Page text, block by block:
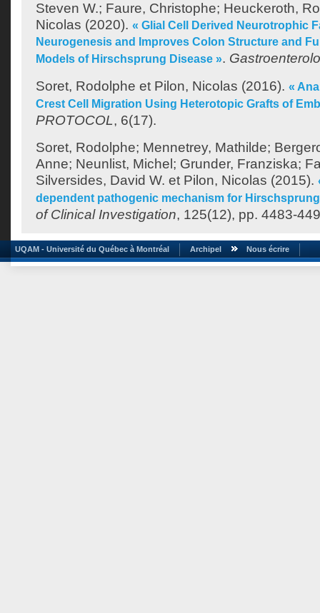
Steven W.; Faure, Christophe; Heuckeroth,
Nicolas (2020). « Glial Cell Derived Neurotrophic
Neurogenesis and Improves Colon Structure and
Models of Hirschsprung Disease ».
Soret, Rodolphe et Pilon, Nicolas (2016). «
Crest Cell Migration Using Heterotopic Grafts of
PROTOCOL, 6(17).
Soret, Rodolphe; Mennetrey, Mathilde;
Anne; Neunlist, Michel ; Grunder, Franziska;
Silversides, David W. et Pilon, Nicolas (2015).
dependent pathogenic mechanism for
of Clinical Investigation, 125(12), pp. 4483-
UQAM - Université du Québec à Montréal Archipel Nous écrire